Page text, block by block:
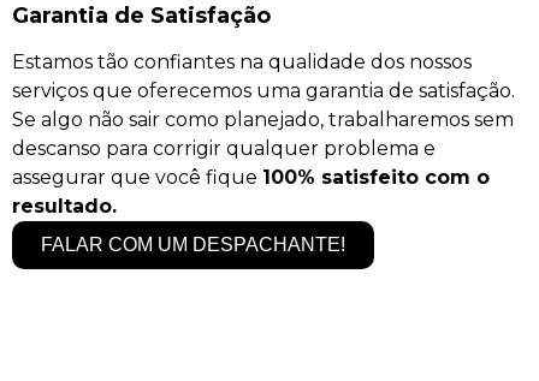
Garantia de Satisfação
Estamos tão confiantes na qualidade dos nossos
serviços que oferecemos uma garantia de satisfação.
Se algo não sair como planejado, trabalharemos sem
descanso para corrigir qualquer problema e
assegurar que você fique 100% satisfeito com o
resultado.
FALAR COM UM DESPACHANTE!